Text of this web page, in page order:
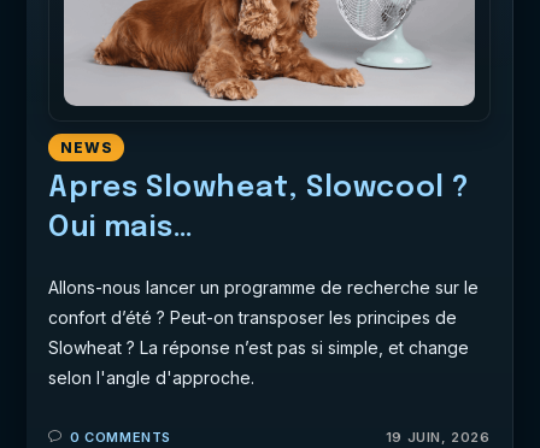
NEWS
Apres Slowheat, Slowcool ?
Oui mais…
Allons-nous lancer un programme de recherche sur le
confort d’été ? Peut-on transposer les principes de
Slowheat ? La réponse n’est pas si simple, et change
selon l'angle d'approche.
0 COMMENTS 19 JUIN, 2026